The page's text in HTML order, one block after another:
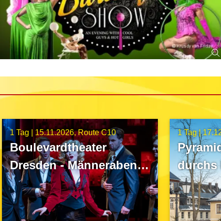
1 Tag |
durchs
1 Tag | 15.11.2026 Route C10
Boulevardtheater
Dresden - Männerabend
- I did it my way!